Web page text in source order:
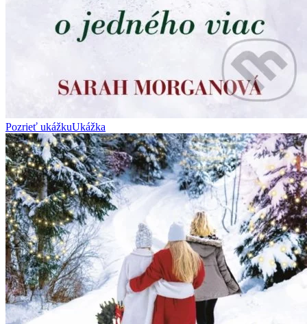
Pozrieť ukážkuUkážka